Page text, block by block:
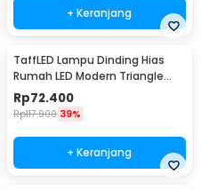
+ Keranjang
TaffLED Lampu Dinding Hias
Rumah LED Modern Triangle
Aluminium 3W - ABD-3W-SJX
Rp72.400
Rp117.900 39%
+ Keranjang